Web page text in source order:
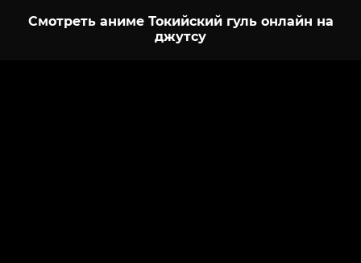
Смотреть аниме Токийский гуль онлайн на
джутсу